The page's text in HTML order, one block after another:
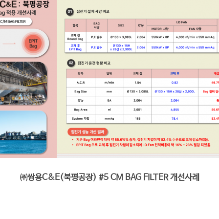
㈜쌍용C&E(북평공장) #5 CM BAG FILTER 개선사례